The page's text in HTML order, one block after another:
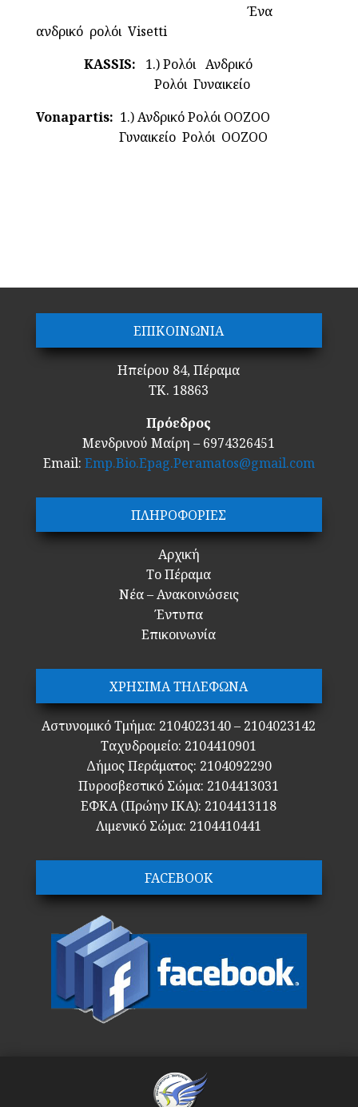
Ένα
ανδρικό ρολόι Visetti
KASSIS:
1.) Ρολόι Ανδρικό
Ρολόι Γυναικείο
Vonapartis: 1.) Ανδρικό Ρολόι ΟΟΖΟΟ
Γυναικείο Ρολόι OOZOO
ΕΠΙΚΟΙΝΩΝΙΑ
Ηπείρου 84, Πέραμα
ΤΚ. 18863
Πρόεδρος
Μενδρινού Μαίρη – 6974326451
Email: Emp.Bio.Epag.Peramatos@gmail.com
ΠΛΗΡΟΦΟΡΙΕΣ
Αρχική
Το Πέραμα
Νέα – Ανακοινώσεις
Έντυπα
Επικοινωνία
ΧΡΗΣΙΜΑ ΤΗΛΕΦΩΝΑ
Αστυνομικό Τμήμα: 2104023140 – 2104023142
Ταχυδρομείο: 2104410901
Δήμος Περάματος: 2104092290
Πυροσβεστικό Σώμα: 2104413031
ΕΦΚΑ (Πρώην ΙΚΑ): 2104413118
Λιμενικό Σώμα: 2104410441
FACEBOOK